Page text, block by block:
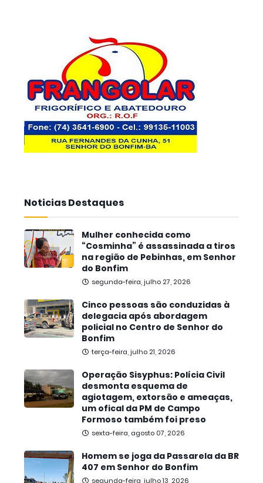
Noticias Destaques
Mulher conhecida como
“Cosminha” é assassinada a tiros
na região de Pebinhas, em Senhor
do Bonfim
segunda-feira, julho 27, 2026
Cinco pessoas são conduzidas à
delegacia após abordagem
policial no Centro de Senhor do
Bonfim
terça-feira, julho 21, 2026
Operação Sisyphus: Polícia Civil
desmonta esquema de
agiotagem, extorsão e ameaças,
um ofical da PM de Campo
Formoso também foi preso
sexta-feira, agosto 07, 2026
Homem se joga da Passarela da BR
407 em Senhor do Bonfim
segunda-feira, julho 13, 2026